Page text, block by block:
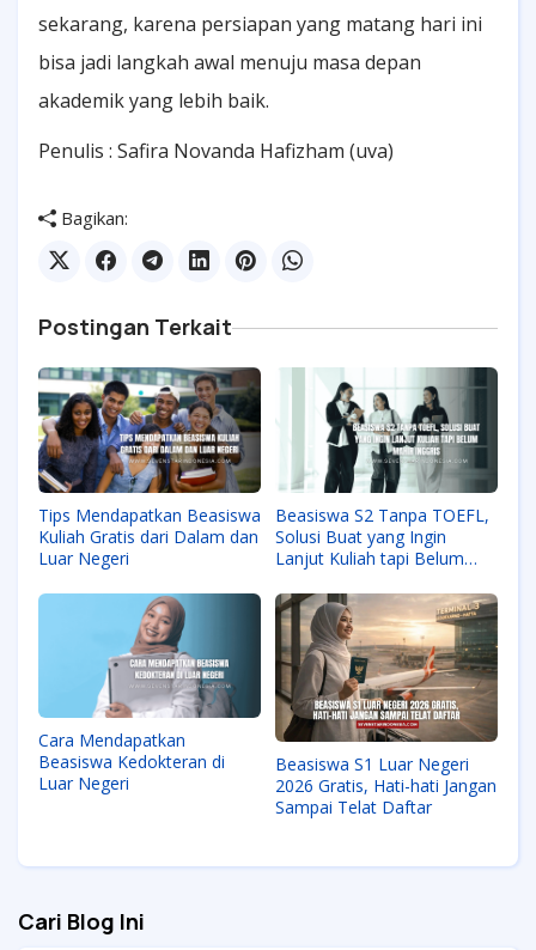
sekarang, karena persiapan yang matang hari ini
bisa jadi langkah awal menuju masa depan
akademik yang lebih baik.
Penulis : Safira Novanda Hafizham (uva)
Bagikan:
Postingan Terkait
Tips Mendapatkan Beasiswa
Kuliah Gratis dari Dalam dan
Luar Negeri
Beasiswa S2 Tanpa TOEFL,
Solusi Buat yang Ingin
Lanjut Kuliah tapi Belum
Cara Mendapatkan
Beasiswa Kedokteran di
Luar Negeri
Beasiswa S1 Luar Negeri
2026 Gratis, Hati-hati Jangan
Sampai Telat Daftar
Cari Blog Ini